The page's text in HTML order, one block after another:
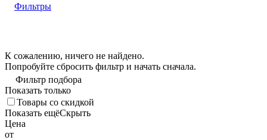
Фильтры
К сожалению, ничего не найдено.
Попробуйте сбросить фильтр и начать сначала.
Фильтр подбора
Показать только
Товары со скидкой
Показать ещёСкрыть
Цена
от